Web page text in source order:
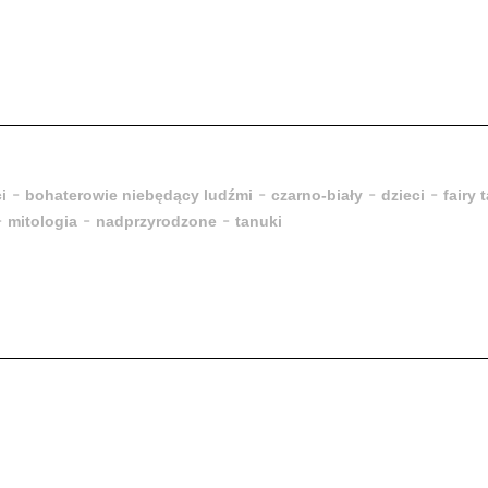
- bohaterowie niebędący ludźmi - czarno-biały - dzieci - fairy
mitologia - nadprzyrodzone - tanuki